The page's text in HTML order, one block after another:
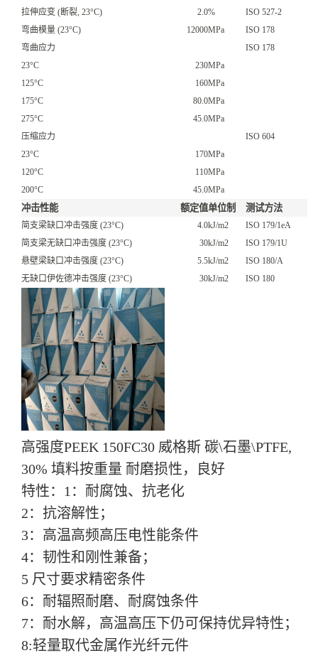
拉伸应变 (断裂, 23°C) 2.0%
ISO 527-2
弯曲模量 (23°C) 12000MPa
ISO 178
弯曲应力
ISO 178
23°C
230MPa
125°C
160MPa
175°C
80.0MPa
275°C
45.0MPa
压缩应力
ISO 604
23°C
170MPa
120°C
110MPa
200°C
45.0MPa
冲击性能 额定值单位制 测试方法
简支梁缺口冲击强度 (23°C) 4.0kJ/m2
ISO 179/1eA
简支梁无缺口冲击强度 (23°C) 30kJ/m2
ISO 179/1U
悬壁梁缺口冲击强度 (23°C) 5.5kJ/m2
ISO 180/A
无缺口伊佐德冲击强度 (23°C) 30kJ/m2 ISO 180
高强度PEEK 150FC30 威格斯 碳\石墨\PTFE,
30% 填料按重量 耐磨损性，良好
特性： 1：耐腐蚀、抗老化
2：抗溶解性；
3：高温高频高压电性能条件
4：韧性和刚性兼备；
5 尺寸要求精密条件
6：耐辐照耐磨、耐腐蚀条件
7：耐水解，高温高压下仍可保持优异特性；
8:轻量取代金属作光纤元件